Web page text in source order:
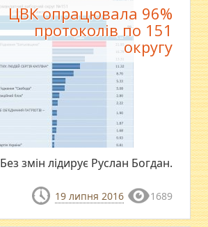
ЦВК опрацювала 96%
протоколів по 151
округу
Без змін лідирує Руслан Богдан.
19 липня 2016 1689